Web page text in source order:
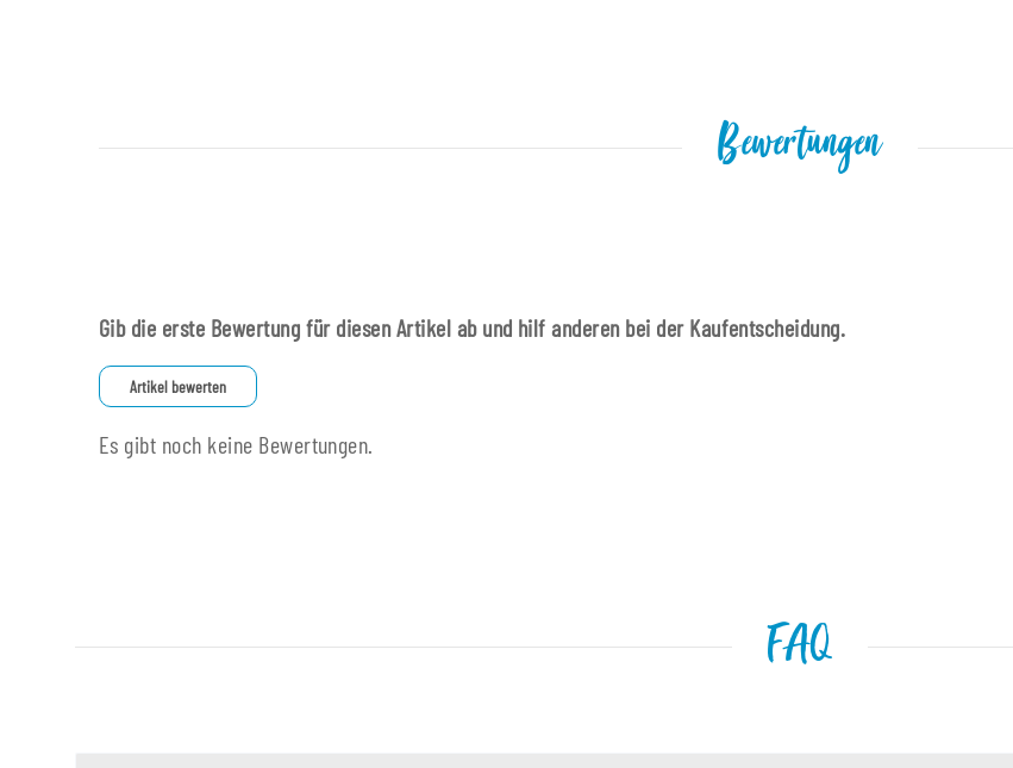
Bewertungen
Gib die erste Bewertung für diesen Artikel ab und hilf anderen bei der Kaufentscheidung.
Artikel bewerten
Es gibt noch keine Bewertungen.
FAQ